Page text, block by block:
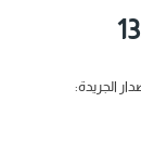
الجريدة: